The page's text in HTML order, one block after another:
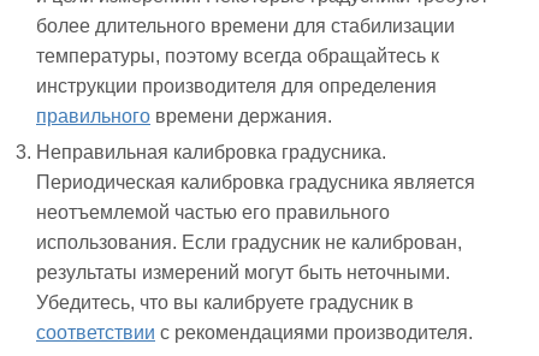
более длительного времени для стабилизации
температуры, поэтому всегда обращайтесь к
инструкции производителя для определения
правильного времени держания.
Неправильная калибровка градусника.
Периодическая калибровка градусника является
неотъемлемой частью его правильного
использования. Если градусник не калиброван,
результаты измерений могут быть неточными.
Убедитесь, что вы калибруете градусник в
соответствии с рекомендациями производителя.